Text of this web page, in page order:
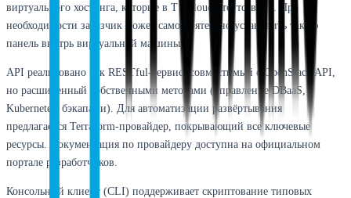
виртуального хостинга, которые в T1 Cloud отсутствуют. При
необходимости заказчик может самостоятельно установить такую
панель внутрь виртуальной машины.
API реализовано как RESTful-сервис, совместимый с OpenStack API,
но расширенный собственными методами (управление DBaaS,
Kubernetes, бэкапами). Для автоматизации развёртывания
предлагается Terraform-провайдер, покрывающий все ключевые
ресурсы. Документация по провайдеру доступна на официальном
портале разработчиков.
Консольный клиент (CLI) поддерживает скриптование типовых